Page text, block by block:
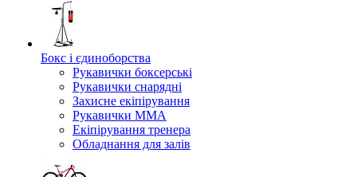
Бокс і єдиноборства
Рукавички боксерські
Рукавички снарядні
Захисне екіпірування
Рукавички ММА
Екіпірування тренера
Обладнання для залів